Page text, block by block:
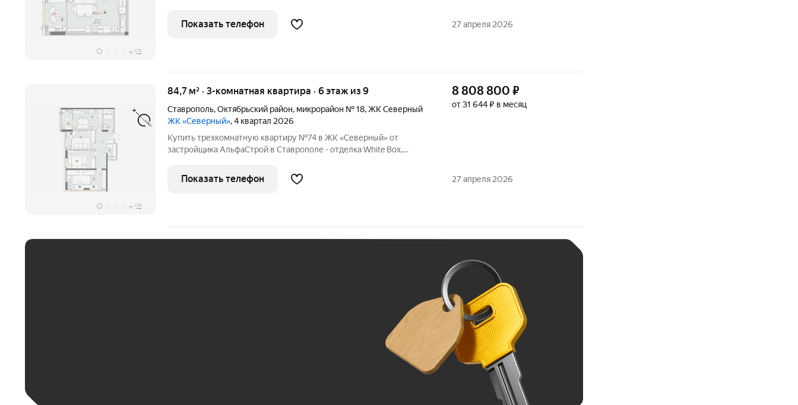
+ 12
Показать телефон 27 апреля 2026
+ 12
84,7 м² · 3-комнатная квартира · 6 этаж из 9
Ставрополь,Октябрьский район, микрорайон № 18,ЖК Северный
ЖК «Северный», 4 квартал 2026
Купить трехкомнатную квартиру №74 в ЖК «Северный» от
застройщика АльфаСтрой в Ставрополе - отделка White Box,
8 808 800 ₽
от 31 644 ₽ в месяц
Показать телефон 27 апреля 2026